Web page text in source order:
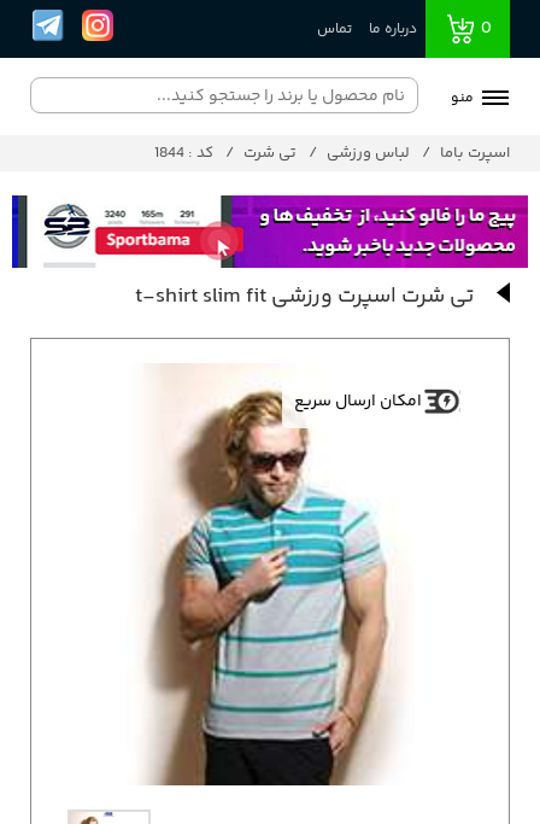
0 درباره ما تماس
منو
اسپرت باما لباس ورزشی تی شرت کد : 1844
تی شرت اسپرت ورزشی t-shirt slim fit
امکان ارسال سریع